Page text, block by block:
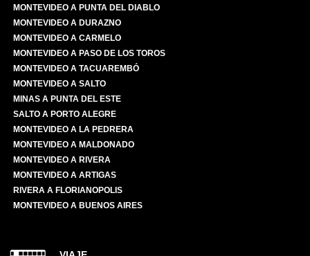
MONTEVIDEO A PUNTA DEL DIABLO
MONTEVIDEO A DURAZNO
MONTEVIDEO A CARMELO
MONTEVIDEO A PASO DE LOS TOROS
MONTEVIDEO A TACUAREMBÓ
MONTEVIDEO A SALTO
MINAS A PUNTA DEL ESTE
SALTO A PORTO ALEGRE
MONTEVIDEO A LA PEDRERA
MONTEVIDEO A MALDONADO
MONTEVIDEO A RIVERA
MONTEVIDEO A ARTIGAS
RIVERA A FLORIANOPOLIS
MONTEVIDEO A BUENOS AIRES